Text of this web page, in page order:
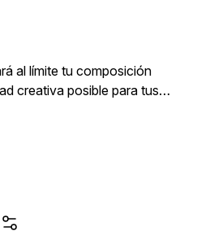
al límite tu composición
creativa posible para tus
que necesitan para
rango de aplicaciones, desde